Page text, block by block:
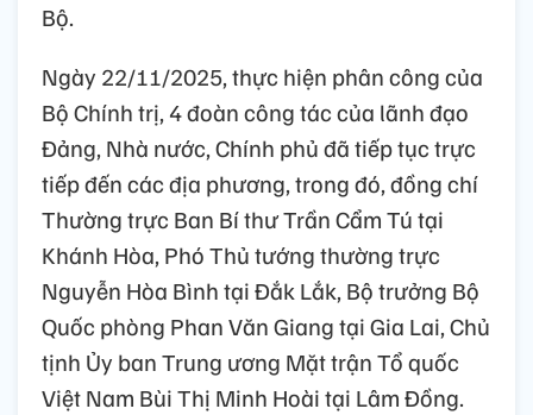
Bộ.
Ngày 22/11/2025, thực hiện phân công của
Bộ Chính trị, 4 đoàn công tác của lãnh đạo
Đảng, Nhà nước, Chính phủ đã tiếp tục trực
tiếp đến các địa phương, trong đó, đồng chí
Thường trực Ban Bí thư Trần Cẩm Tú tại
Khánh Hòa, Phó Thủ tướng thường trực
Nguyễn Hòa Bình tại Đắk Lắk, Bộ trưởng Bộ
Quốc phòng Phan Văn Giang tại Gia Lai, Chủ
tịnh Ủy ban Trung ương Mặt trận Tổ quốc
Việt Nam Bùi Thị Minh Hoài tại Lâm Đồng.